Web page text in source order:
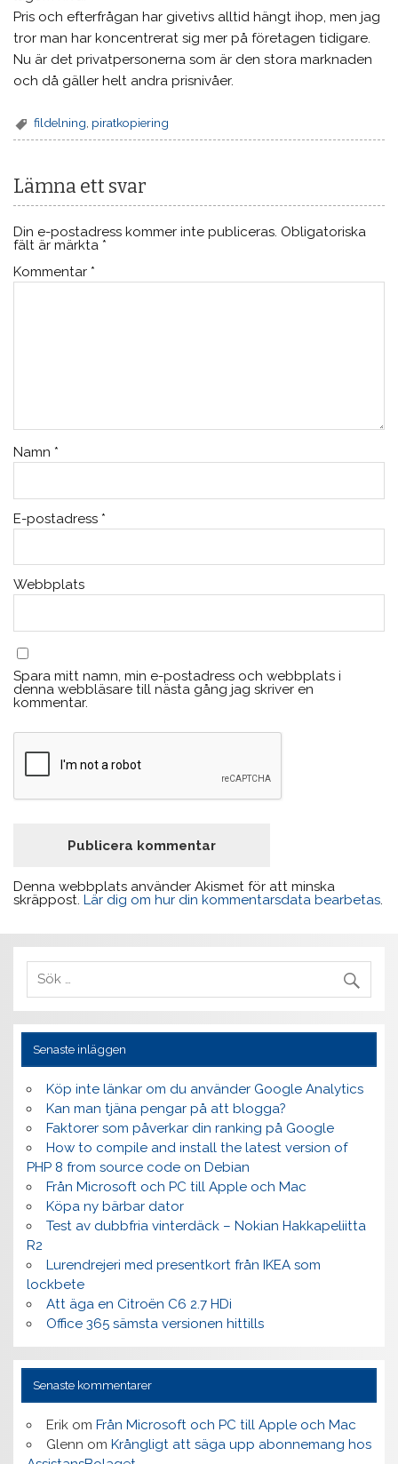
Pris och efterfrågan har givetivs alltid hängt ihop, men jag
tror man har koncentrerat sig mer på företagen tidigare.
Nu är det privatpersonerna som är den stora marknaden
och då gäller helt andra prisnivåer.
fildelning piratkopiering
Lämna ett svar
Din e-postadress kommer inte publiceras. Obligatoriska
fält är märkta *
Kommentar *
Namn *
E-postadress *
Webbplats
Spara mitt namn, min e-postadress och webbplats i
denna webbläsare till nästa gång jag skriver en
kommentar.
Denna webbplats använder Akismet för att minska
skräppost.Lär dig om hur din kommentarsdata bearbetas.
Senaste inläggen
Köp inte länkar om du använder Google Analytics
Kan man tjäna pengar på att blogga?
Faktorer som påverkar din ranking på Google
How to compile and install the latest version of
PHP 8 from source code on Debian
Från Microsoft och PC till Apple och Mac
Köpa ny bärbar dator
Test av dubbfria vinterdäck – Nokian Hakkapeliitta
R2
Lurendrejeri med presentkort från IKEA som
lockbete
Att äga en Citroën C6 2.7 HDi
Office 365 sämsta versionen hittills
Senaste kommentarer
Erikom Från Microsoft och PC till Apple och Mac
Glenn om Krångligt att säga upp abonnemang hos